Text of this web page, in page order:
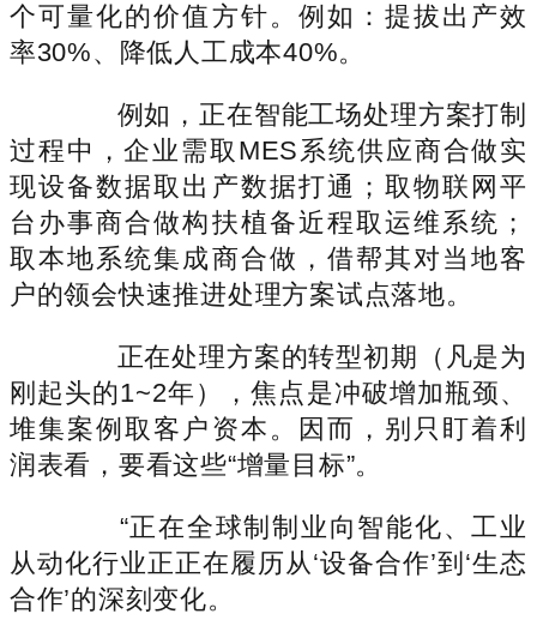
个可量化的价值方针。例如：提拔出产效
率30%、降低人工成本40%。
例如，正在智能工场处理方案打制
过程中，企业需取MES系统供应商合做实
现设备数据取出产数据打通；取物联网平
台办事商合做构扶植备近程取运维系统；
取本地系统集成商合做，借帮其对当地客
户的领会快速推进处理方案试点落地。
正在处理方案的转型初期（凡是为
刚起头的1~2年），焦点是冲破增加瓶颈、
堆集案例取客户资本。因而，别只盯着利
润表看，要看这些“增量目标”。
“正在全球制制业向智能化、工业
从动化行业正正在履历从‘设备合作’到‘生态
合作’的深刻变化。